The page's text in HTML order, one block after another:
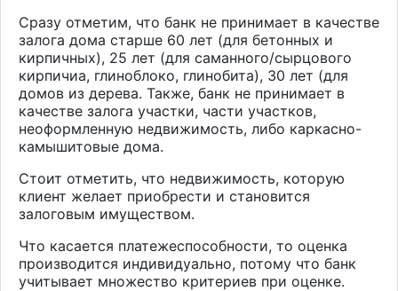
Сразу отметим, что банк не принимает в качестве
залога дома старше 60 лет (для бетонных и
кирпичных), 25 лет (для саманного/сырцового
кирпичиа, глиноблоко, глинобита), 30 лет (для
домов из дерева. Также, банк не принимает в
качестве залога участки, части участков,
неоформленную недвижимость, либо каркасно-
камышитовые дома.
Стоит отметить, что недвижимость, которую
клиент желает приобрести и становится
залоговым имуществом.
Что касается платежеспособности, то оценка
производится индивидуально, потому что банк
учитывает множество критериев при оценке.